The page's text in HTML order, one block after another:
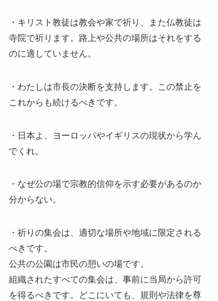
・キリスト教徒は教会や家で祈り、また仏教徒は
寺院で祈ります。路上や公共の場所はそれをする
のに適していません。
・わたしは市長の決断を支持します。この禁止を
これからも続けるべきです。
・日本よ、ヨーロッパやイギリスの現状から学ん
でくれ。
・なぜ公の場で宗教的信仰を示す必要があるのか
分からない。
・祈りの集会は、適切な場所や地域に限定される
べきです。
公共の公園は市民の憩いの場です。
組織されたすべての集会は、事前に当局から許可
を得るべきです。どこにいても、規則や法律を尊